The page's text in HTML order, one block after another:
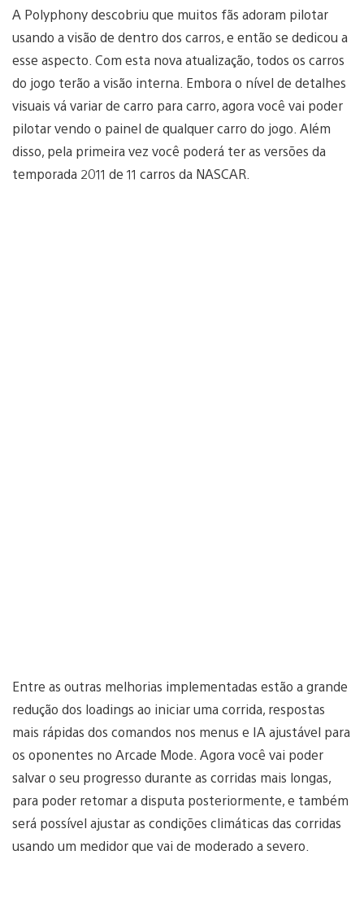
A Polyphony descobriu que muitos fãs adoram pilotar
usando a visão de dentro dos carros, e então se dedicou a
esse aspecto. Com esta nova atualização, todos os carros
do jogo terão a visão interna. Embora o nível de detalhes
visuais vá variar de carro para carro, agora você vai poder
pilotar vendo o painel de qualquer carro do jogo. Além
disso, pela primeira vez você poderá ter as versões da
temporada 2011 de 11 carros da NASCAR.
Entre as outras melhorias implementadas estão a grande
redução dos loadings ao iniciar uma corrida, respostas
mais rápidas dos comandos nos menus e IA ajustável para
os oponentes no Arcade Mode. Agora você vai poder
salvar o seu progresso durante as corridas mais longas,
para poder retomar a disputa posteriormente, e também
será possível ajustar as condições climáticas das corridas
usando um medidor que vai de moderado a severo.